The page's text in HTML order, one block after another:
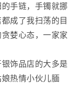
手链，手镯就挪
成了我扫荡的目
婪心态，一家家
饰品店的大多是
热情小伙儿腼